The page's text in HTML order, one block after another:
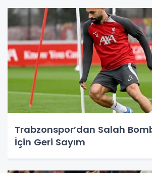
Trabzonspor’dan Salah
İçin Geri Sayım